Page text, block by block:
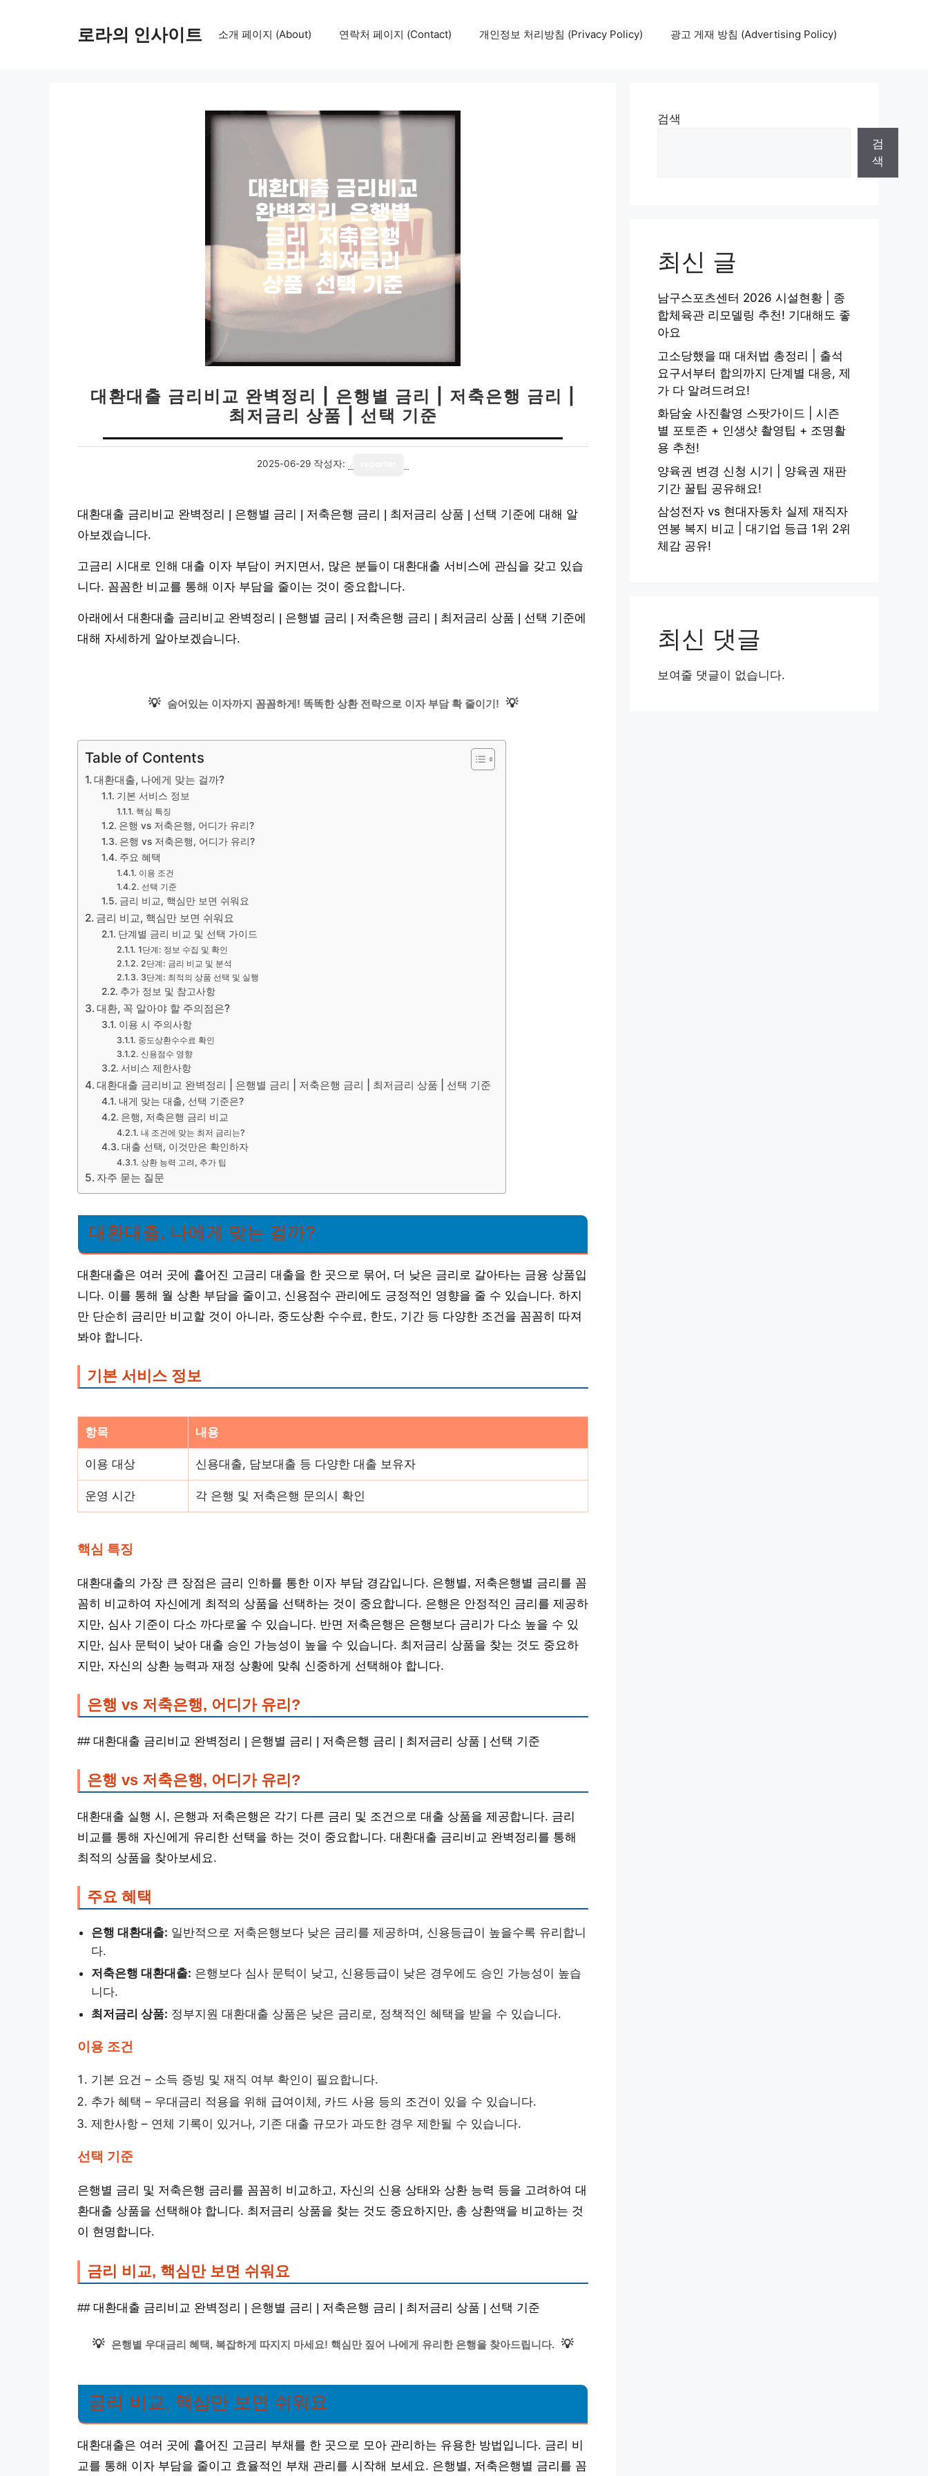
로라의 인사이트 소개 페이지 (About) 연락처 페이지 (Contact) 개인정보 처리방침 (Privacy Policy) 광고 게재 방침 (Advertising Policy)
대환대출 금리비교 완벽정리 | 은행별 금리 | 저축은행 금리 |
최저금리 상품 | 선택 기준
2025-06-29 작성자:
대환대출 금리비교 완벽정리 | 은행별 금리 | 저축은행 금리 | 최저금리 상품 | 선택 기준에 대해 알
아보겠습니다.
고금리 시대로 인해 대출 이자 부담이 커지면서, 많은 분들이 대환대출 서비스에 관심을 갖고 있습
니다. 꼼꼼한 비교를 통해 이자 부담을 줄이는 것이 중요합니다.
아래에서 대환대출 금리비교 완벽정리 | 은행별 금리 | 저축은행 금리 | 최저금리 상품 | 선택 기준에
대해 자세하게 알아보겠습니다.
💡 숨어있는 이자까지 꼼꼼하게! 똑똑한 상환 전략으로 이자 부담 확 줄이기! 💡
Table of Contents
대환대출, 나에게 맞는 걸까?
기본 서비스 정보
핵심 특징
은행 vs 저축은행, 어디가 유리?
은행 vs 저축은행, 어디가 유리?
주요 혜택
이용 조건
선택 기준
금리 비교, 핵심만 보면 쉬워요
금리 비교, 핵심만 보면 쉬워요
단계별 금리 비교 및 선택 가이드
1단계: 정보 수집 및 확인
2단계: 금리 비교 및 분석
3단계: 최적의 상품 선택 및 실행
추가 정보 및 참고사항
대환, 꼭 알아야 할 주의점은?
이용 시 주의사항
중도상환수수료 확인
신용점수 영향
서비스 제한사항
대환대출 금리비교 완벽정리 | 은행별 금리 | 저축은행 금리 | 최저금리 상품 | 선택 기준
내게 맞는 대출, 선택 기준은?
은행, 저축은행 금리 비교
내 조건에 맞는 최저 금리는?
대출 선택, 이것만은 확인하자
상환 능력 고려, 추가 팁
자주 묻는 질문
대환대출, 나에게 맞는 걸까?
대환대출은 여러 곳에 흩어진 고금리 대출을 한 곳으로 묶어, 더 낮은 금리로 갈아타는 금융 상품입
니다. 이를 통해 월 상환 부담을 줄이고, 신용점수 관리에도 긍정적인 영향을 줄 수 있습니다. 하지
만 단순히 금리만 비교할 것이 아니라, 중도상환 수수료, 한도, 기간 등 다양한 조건을 꼼꼼히 따져
봐야 합니다.
기본 서비스 정보
항목 내용
이용 대상 신용대출, 담보대출 등 다양한 대출 보유자
운영 시간 각 은행 및 저축은행 문의시 확인
핵심 특징
대환대출의 가장 큰 장점은 금리 인하를 통한 이자 부담 경감입니다. 은행별, 저축은행별 금리를 꼼
꼼히 비교하여 자신에게 최적의 상품을 선택하는 것이 중요합니다. 은행은 안정적인 금리를 제공하
지만, 심사 기준이 다소 까다로울 수 있습니다. 반면 저축은행은 은행보다 금리가 다소 높을 수 있
지만, 심사 문턱이 낮아 대출 승인 가능성이 높을 수 있습니다. 최저금리 상품을 찾는 것도 중요하
지만, 자신의 상환 능력과 재정 상황에 맞춰 신중하게 선택해야 합니다.
은행 vs 저축은행, 어디가 유리?
## 대환대출 금리비교 완벽정리 | 은행별 금리 | 저축은행 금리 | 최저금리 상품 | 선택 기준
은행 vs 저축은행, 어디가 유리?
대환대출 실행 시, 은행과 저축은행은 각기 다른 금리 및 조건으로 대출 상품을 제공합니다. 금리
비교를 통해 자신에게 유리한 선택을 하는 것이 중요합니다. 대환대출 금리비교 완벽정리를 통해
최적의 상품을 찾아보세요.
주요 혜택
은행 대환대출: 일반적으로 저축은행보다 낮은 금리를 제공하며, 신용등급이 높을수록 유리합니
다.
저축은행 대환대출: 은행보다 심사 문턱이 낮고, 신용등급이 낮은 경우에도 승인 가능성이 높습
니다.
최저금리 상품: 정부지원 대환대출 상품은 낮은 금리로, 정책적인 혜택을 받을 수 있습니다.
이용 조건
기본 요건 – 소득 증빙 및 재직 여부 확인이 필요합니다.
추가 혜택 – 우대금리 적용을 위해 급여이체, 카드 사용 등의 조건이 있을 수 있습니다.
제한사항 – 연체 기록이 있거나, 기존 대출 규모가 과도한 경우 제한될 수 있습니다.
선택 기준
은행별 금리 및 저축은행 금리를 꼼꼼히 비교하고, 자신의 신용 상태와 상환 능력 등을 고려하여 대
환대출 상품을 선택해야 합니다. 최저금리 상품을 찾는 것도 중요하지만, 총 상환액을 비교하는 것
이 현명합니다.
금리 비교, 핵심만 보면 쉬워요
## 대환대출 금리비교 완벽정리 | 은행별 금리 | 저축은행 금리 | 최저금리 상품 | 선택 기준
💡 은행별 우대금리 혜택, 복잡하게 따지지 마세요! 핵심만 짚어 나에게 유리한 은행을 찾아드립니다. 💡
금리 비교, 핵심만 보면 쉬워요
대환대출은 여러 곳에 흩어진 고금리 부채를 한 곳으로 모아 관리하는 유용한 방법입니다. 금리 비
교를 통해 이자 부담을 줄이고 효율적인 부채 관리를 시작해 보세요. 은행별, 저축은행별 금리를 꼼
검색
검
색
최신 글
남구스포츠센터 2026 시설현황 | 종
합체육관 리모델링 추천! 기대해도 좋
아요
고소당했을 때 대처법 총정리 | 출석
요구서부터 합의까지 단계별 대응, 제
가 다 알려드려요!
화담숲 사진촬영 스팟가이드 | 시즌
별 포토존 + 인생샷 촬영팁 + 조명활
용 추천!
양육권 변경 신청 시기 | 양육권 재판
기간 꿀팁 공유해요!
삼성전자 vs 현대자동차 실제 재직자
연봉 복지 비교 | 대기업 등급 1위 2위
체감 공유!
최신 댓글
보여줄 댓글이 없습니다.